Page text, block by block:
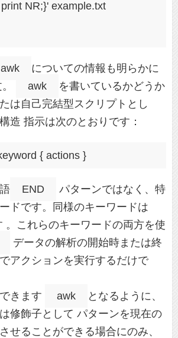
NR;}' example.txt
awk
についての情報も明らかに
awk
を書いているかどうか
は自己完結型スクリプトとし
造 指示は次のとおりです：
{ actions }
END
パターンではなく、特
ドです。同様のキーワードは
。これらのキーワードの両方を使
データの解析の開始時または終
アクションを実行するだけで
きます awk
となるように、
修飾子として パターンを現在の
せることができる場合にのみ、